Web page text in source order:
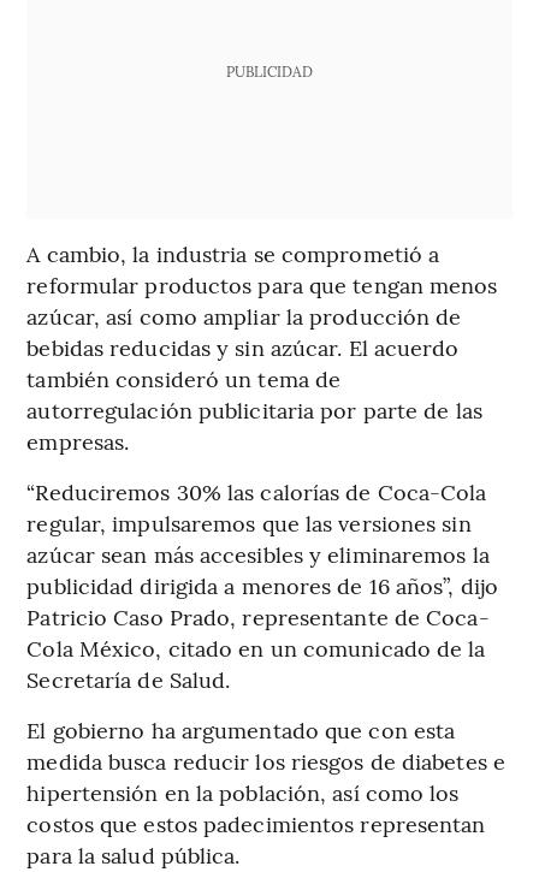
PUBLICIDAD
A cambio, la industria se comprometió a
reformular productos para que tengan menos
azúcar, así como ampliar la producción de
bebidas reducidas y sin azúcar. El acuerdo
también consideró un tema de
autorregulación publicitaria por parte de las
empresas.
“Reduciremos 30% las calorías de Coca-Cola
regular, impulsaremos que las versiones sin
azúcar sean más accesibles y eliminaremos la
publicidad dirigida a menores de 16 años”, dijo
Patricio Caso Prado, representante de Coca-
Cola México, citado en un comunicado de la
Secretaría de Salud.
El gobierno ha argumentado que con esta
medida busca reducir los riesgos de diabetes e
hipertensión en la población, así como los
costos que estos padecimientos representan
para la salud pública.